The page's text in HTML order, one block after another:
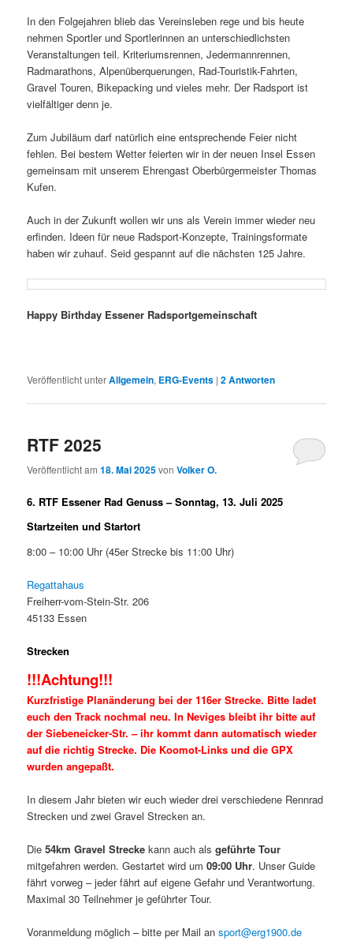
In den Folgejahren blieb das Vereinsleben rege und bis heute
nehmen Sportler und Sportlerinnen an unterschiedlichsten
Veranstaltungen teil. Kriteriumsrennen, Jedermannrennen,
Radmarathons, Alpenüberquerungen, Rad-Touristik-Fahrten,
Gravel Touren, Bikepacking und vieles mehr. Der Radsport ist
vielfältiger denn je.
Zum Jubiläum darf natürlich eine entsprechende Feier nicht
fehlen. Bei bestem Wetter feierten wir in der neuen Insel Essen
gemeinsam mit unserem Ehrengast Oberbürgermeister Thomas
Kufen.
Auch in der Zukunft wollen wir uns als Verein immer wieder neu
erfinden. Ideen für neue Radsport-Konzepte, Trainingsformate
haben wir zuhauf. Seid gespannt auf die nächsten 125 Jahre.
Happy Birthday Essener Radsportgemeinschaft
Veröffentlicht unterAllgemein, ERG-Events |2Antworten
RTF 2025
Veröffentlicht am18. Mai 2025vonVolker O.
6. RTF Essener Rad Genuss – Sonntag, 13. Juli 2025
Startzeiten und Startort
8:00 – 10:00 Uhr (45er Strecke bis 11:00 Uhr)
Regattahaus
Freiherr-vom-Stein-Str. 206
45133 Essen
Strecken
!!!Achtung!!!
Kurzfristige Planänderung bei der 116er Strecke. Bitte ladet
euch den Track nochmal neu. In Neviges bleibt ihr bitte auf
der Siebeneicker-Str. – ihr kommt dann automatisch wieder
auf die richtig Strecke. Die Koomot-Links und die GPX
wurden angepaßt.
In diesem Jahr bieten wir euch wieder drei verschiedene Rennrad
Strecken und zwei Gravel Strecken an.
Die54km Gravel Strecke kann auch alsgeführte Tour
mitgefahren werden. Gestartet wird um09:00 Uhr. Unser Guide
fährt vorweg – jeder fährt auf eigene Gefahr und Verantwortung.
Maximal 30 Teilnehmer je geführter Tour.
Voranmeldung möglich – bitte per Mail ansport@erg1900.de